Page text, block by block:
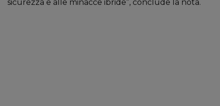
sicurezza e alle minacce ibride”, conclude la nota.